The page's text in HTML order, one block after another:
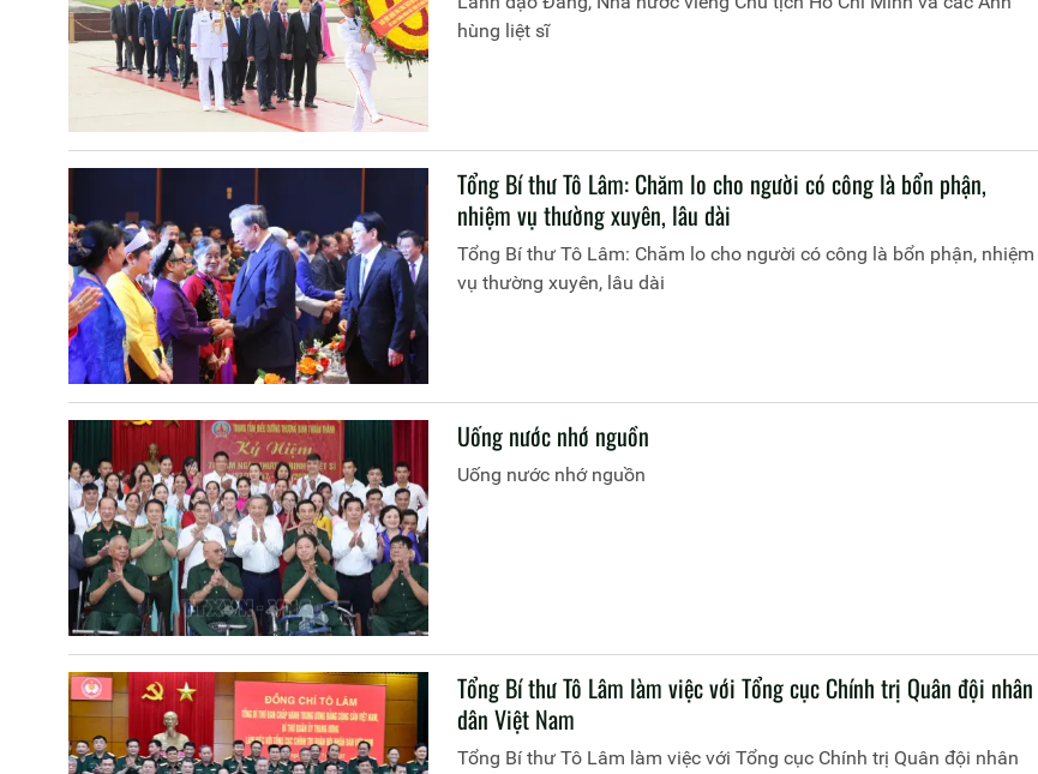
hùng liệt sĩ
Tổng Bí thư Tô Lâm: Chăm lo cho người có công là bổn phận,
nhiệm vụ thường xuyên, lâu dài
Tổng Bí thư Tô Lâm: Chăm lo cho người có công là bổn phận, nhiệm
vụ thường xuyên, lâu dài
Uống nước nhớ nguồn
Uống nước nhớ nguồn
Tổng Bí thư Tô Lâm làm việc với Tổng cục Chính trị Quân đội nhân
dân Việt Nam
Tổng Bí thư Tô Lâm làm việc với Tổng cục Chính trị Quân đội nhân